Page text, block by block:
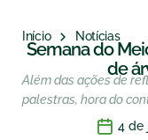
Início Notícias
Semana do
de
Além das ações de
palestras, hora do
4 de